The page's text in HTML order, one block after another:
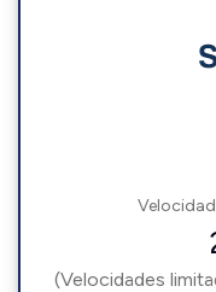
(Velocidades